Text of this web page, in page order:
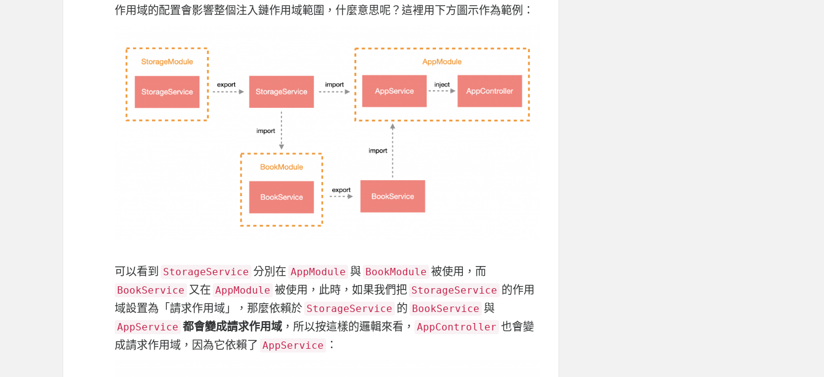
作用域的配置會影響整個注入鏈作用域範圍，什麼意思呢？這裡用下方圖示作為範例：
可以看到 StorageService 分別在 AppModule 與 BookModule 被使用，而
BookService 又在 AppModule 被使用，此時，如果我們把 StorageService 的作用
域設置為「請求作用域」，那麼依賴於 StorageService 的 BookService 與
AppService 都會變成請求作用域 ，所以按這樣的邏輯來看， AppController 也會變
成請求作用域，因為它依賴了 AppService ：